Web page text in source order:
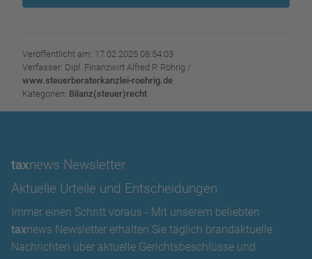
Veröffentlicht am: 17.02.2025 08:54:03
Verfasser: Dipl. Finanzwirt Alfred P. Röhrig /
www.steuerberaterkanzlei-roehrig.de
Kategorien: Bilanz(steuer)recht
taxnews Newsletter
Aktuelle Urteile und Entscheidungen
Immer einen Schritt voraus - Mit unserem beliebten
taxnews Newsletter erhalten Sie täglich brandaktuelle
Nachrichten über aktuelle Gerichtsbeschlüsse und